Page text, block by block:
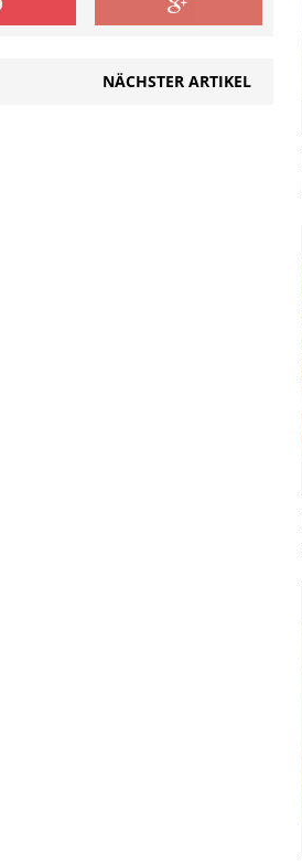
NÄCHSTER ARTIKEL